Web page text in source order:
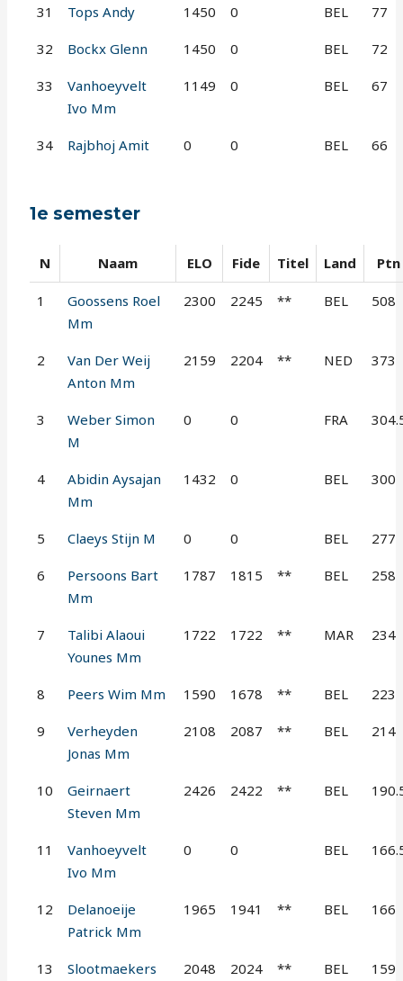
31 Tops Andy 1450 0 BEL 77
32 Bockx Glenn 1450 0 BEL 72
33
Vanhoeyvelt
Ivo Mm
1149 0 BEL 67
34 Rajbhoj Amit 0 0 BEL 66
1e semester
N Naam ELO Fide Titel Land Ptn
1
Goossens Roel
Mm
2300 2245 ** BEL 508
2
Van Der Weij
Anton Mm
2159 2204 ** NED 373
3
Weber Simon
M
0 0 FRA
4
Abidin Aysajan
Mm
1432 0 BEL 300
5 Claeys Stijn M 0 0 BEL 277
6
Persoons Bart
Mm
1787 1815 ** BEL 258
7
Talibi Alaoui
Younes Mm
1722 1722 ** MAR 234
8 Peers Wim Mm 1590 1678 ** BEL 223
9
Verheyden
Jonas Mm
2108 2087 ** BEL 214
10
Geirnaert
Steven Mm
2426 2422 ** BEL
11
Vanhoeyvelt
Ivo Mm
0 0 BEL
12
Delanoeije
Patrick Mm
1965 1941 ** BEL 166
13
Slootmaekers
2048 2024 ** BEL 159